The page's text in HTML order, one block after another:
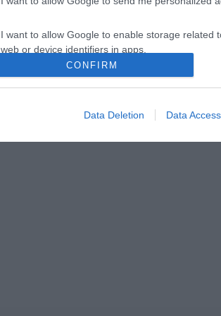
I want to allow Google to enable storage related
web or device identifiers in apps.
I want to allow Google to enable storage related
I want to allow Google to enable storage related
CONFIRM
Data Deletion Data Access